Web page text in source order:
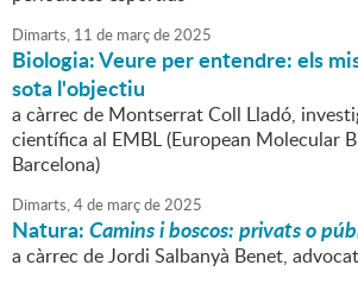
Dimarts, 11 de marçde2025
Biologia: Veure per entendre: els
sota l'objectiu
a càrrec de Montserrat Coll Lladó,
científica al EMBL (European Molecular
Barcelona)
Dimarts,4de marçde2025
Natura:Camins i boscos: privats o
a càrrec de Jordi Salbanyà Benet, advocat